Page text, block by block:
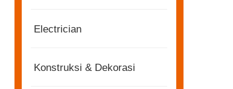
Electrician
Konstruksi & Dekorasi